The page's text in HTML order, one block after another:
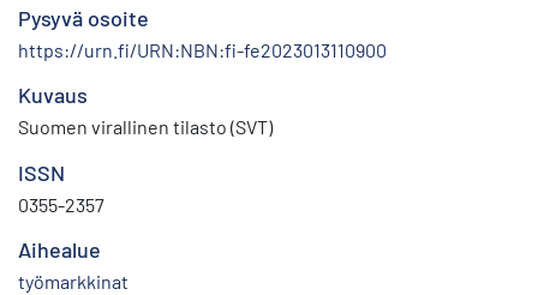
Pysyvä osoite
https://urn.fi/URN:NBN:fi-fe2023013110900
Kuvaus
Suomen virallinen tilasto (SVT)
ISSN
0355-2357
Aihealue
työmarkkinat